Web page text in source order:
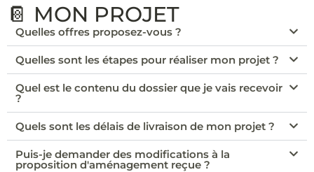
📔 MON PROJET
Quelles offres proposez-vous ?
Quelles sont les étapes pour réaliser mon projet ?
Quel est le contenu du dossier que je vais recevoir
?
Quels sont les délais de livraison de mon projet ?
Puis-je demander des modifications à la
proposition d'aménagement reçue ?